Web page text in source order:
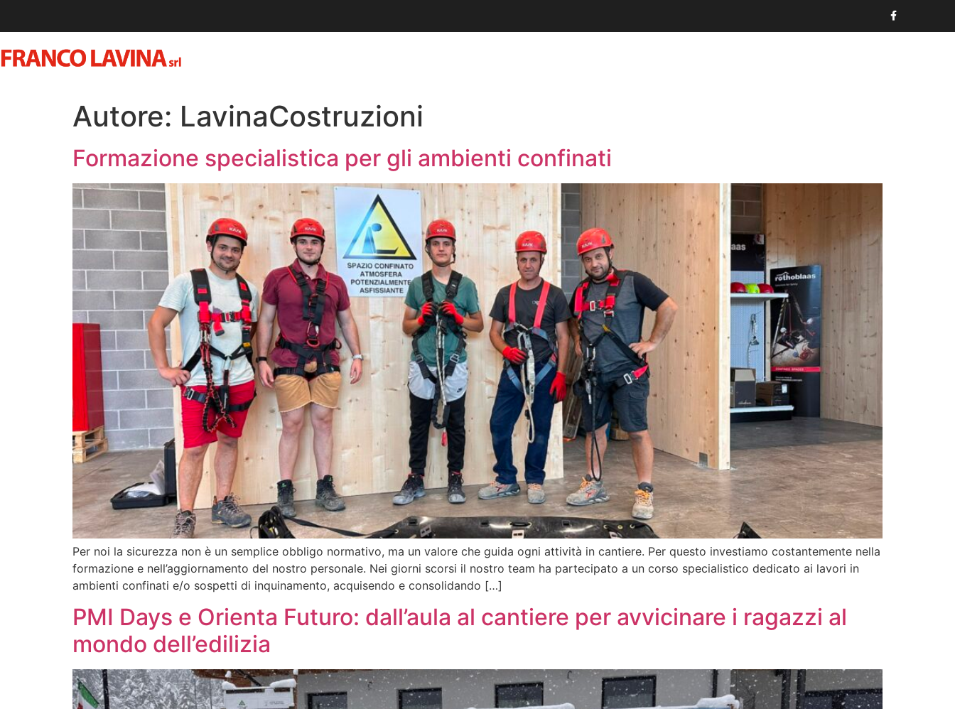
Autore: LavinaCostruzioni
Formazione specialistica per gli ambienti confinati
Per noi la sicurezza non è un semplice obbligo normativo, ma un valore che guida ogni attività in cantiere. Per questo investiamo costantemente nella
formazione e nell’aggiornamento del nostro personale. Nei giorni scorsi il nostro team ha partecipato a un corso specialistico dedicato ai lavori in
ambienti confinati e/o sospetti di inquinamento, acquisendo e consolidando […]
PMI Days e Orienta Futuro: dall’aula al cantiere per avvicinare i ragazzi al
mondo dell’edilizia